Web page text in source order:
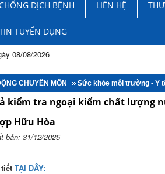
DỊCH BỆNH LIÊN HỆ
TUYỂN DỤNG
08/08/2026
CHUYÊN MÔN Sức khỏe môi trường - Y
kiểm tra ngoại kiểm chất lượng
Hữu Hòa
bản: 31/12/2025
TẠI ĐÂY: